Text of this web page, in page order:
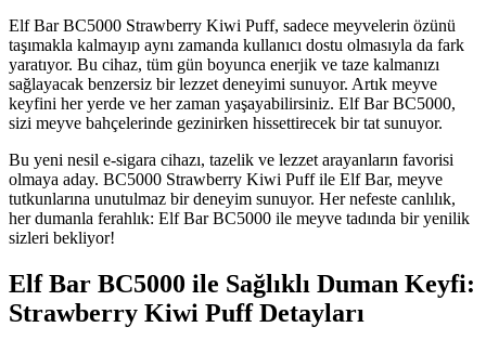
Elf Bar BC5000 Strawberry Kiwi Puff, sadece meyvelerin özünü
taşımakla kalmayıp aynı zamanda kullanıcı dostu olmasıyla da fark
yaratıyor. Bu cihaz, tüm gün boyunca enerjik ve taze kalmanızı
sağlayacak benzersiz bir lezzet deneyimi sunuyor. Artık meyve
keyfini her yerde ve her zaman yaşayabilirsiniz. Elf Bar BC5000,
sizi meyve bahçelerinde gezinirken hissettirecek bir tat sunuyor.
Bu yeni nesil e-sigara cihazı, tazelik ve lezzet arayanların favorisi
olmaya aday. BC5000 Strawberry Kiwi Puff ile Elf Bar, meyve
tutkunlarına unutulmaz bir deneyim sunuyor. Her nefeste canlılık,
her dumanla ferahlık: Elf Bar BC5000 ile meyve tadında bir yenilik
sizleri bekliyor!
Elf Bar BC5000 ile Sağlıklı Duman Keyfi:
Strawberry Kiwi Puff Detayları